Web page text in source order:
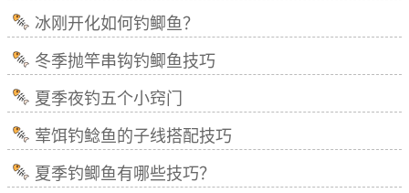
冰刚开化如何钓鲫鱼？
冬季抛竿串钩钓鲫鱼技巧
夏季夜钓五个小窍门
荤饵钓鲶鱼的子线搭配技巧
夏季钓鲫鱼有哪些技巧？